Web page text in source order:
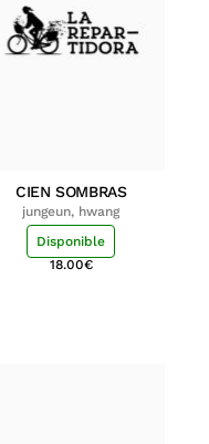
CIEN SOMBRAS
jungeun, hwang
Disponible
18.00€